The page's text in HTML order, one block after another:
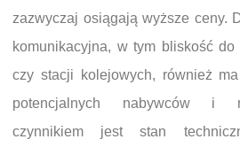
zazwyczaj osiągają wyższe ceny.
komunikacyjna, w tym bliskość do
czy stacji kolejowych, również
potencjalnych nabywców i
czynnikiem jest stan